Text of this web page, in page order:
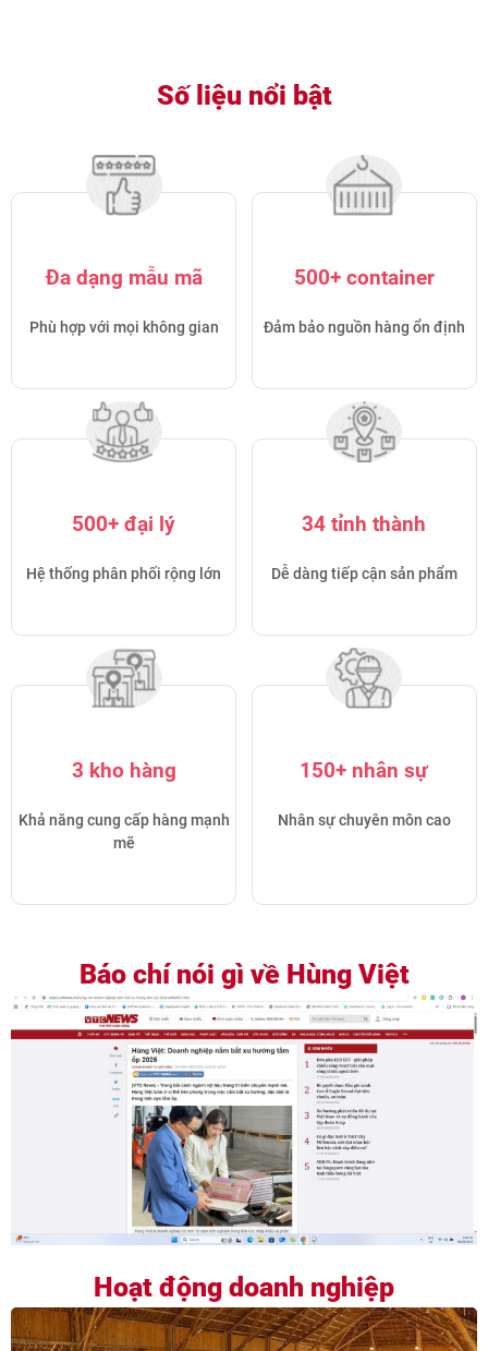
Số liệu nổi bật
Đa dạng mẫu mã
Phù hợp với mọi không gian
500+ container
Đảm bảo nguồn hàng ổn định
500+ đại lý
Hệ thống phân phối rộng lớn
34 tỉnh thành
Dễ dàng tiếp cận sản phẩm
3 kho hàng
Khả năng cung cấp hàng mạnh
mẽ
150+ nhân sự
Nhân sự chuyên môn cao
Báo chí nói gì về Hùng Việt
Hoạt động doanh nghiệp